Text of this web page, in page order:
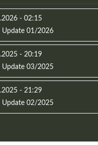
- 02:15
Update 01/2026
- 20:19
Update 03/2025
- 21:29
Update 02/2025